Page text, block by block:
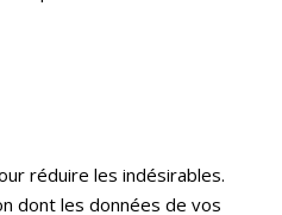
réduire les indésirables.
dont les données de vos